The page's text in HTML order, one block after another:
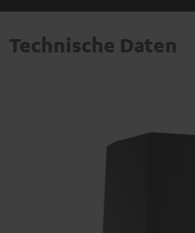
Technische Daten